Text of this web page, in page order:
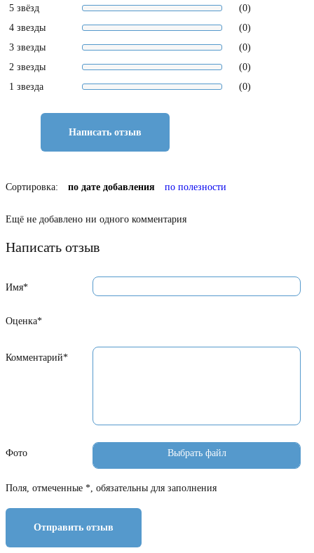
5 звёзд
(0)
4 звезды
(0)
3 звезды
(0)
2 звезды
(0)
1 звезда
(0)
Написать отзыв
Сортировка: по дате добавления по полезности
Ещё не добавлено ни одного комментария
Написать отзыв
Имя*
Оценка*
Комментарий*
Фото
Поля, отмеченные *, обязательны для заполнения
Отправить отзыв